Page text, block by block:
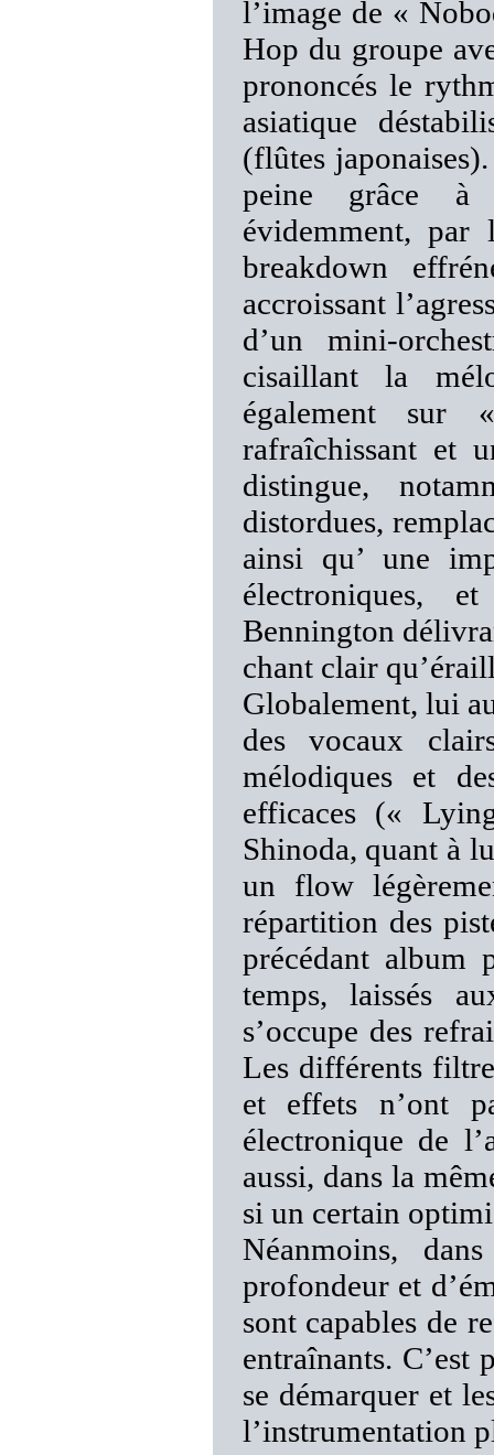
l’image de «
Hop du groupe
prononcés le
asiatique
(flûtes
peine grâce à
évidemment,
breakdown
accroissant
d’un mini-
cisaillant la
également sur
rafraîchissant et
distingue,
distordues,
ainsi qu’ une
électroniques,
Bennington
chant clair
Globalement, lui
des vocaux
mélodiques et
efficaces («
Shinoda, quant à
un flow
répartition des
précédant album
temps, laissés
s’occupe des
Les différents
et effets n’ont
électronique de
aussi, dans la
si un certain
Néanmoins,
profondeur et
sont capables de
entraînants.
se démarquer et
l’instrumentation